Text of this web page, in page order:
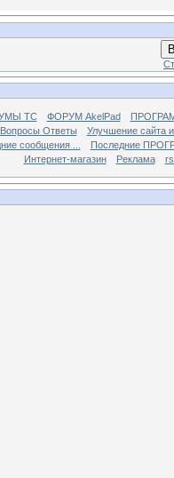
TC ФОРУМ AkelPad
Ответы
Улучшение сайта
сообщения ...
Последние
Интернет-магазин
Реклама